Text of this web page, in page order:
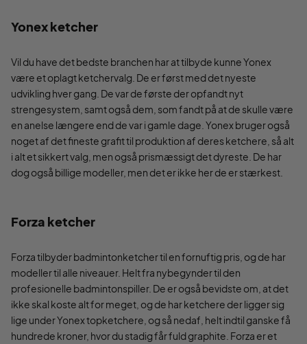
Yonex ketcher
Vil du have det bedste branchen har at tilbyde kunne Yonex
være et oplagt ketchervalg. De er først med det nyeste
udvikling hver gang. De var de første der opfandt nyt
strengesystem, samt også dem, som fandt på at de skulle være
en anelse længere end de var i gamle dage. Yonex bruger også
noget af det fineste grafit til produktion af deres ketchere, så alt
i alt et sikkert valg, men også prismæssigt det dyreste. De har
dog også billige modeller, men det er ikke her de er stærkest.
Forza ketcher
Forza tilbyder badmintonketcher til en fornuftig pris, og de har
modeller til alle niveauer. Helt fra nybegynder til den
profesionelle badmintonspiller. De er også bevidste om, at det
ikke skal koste alt for meget, og de har ketchere der ligger sig
lige under Yonex topketchere, og så nedaf, helt indtil ganske få
hundrede kroner, hvor du stadig får fuld graphite. Forza er et